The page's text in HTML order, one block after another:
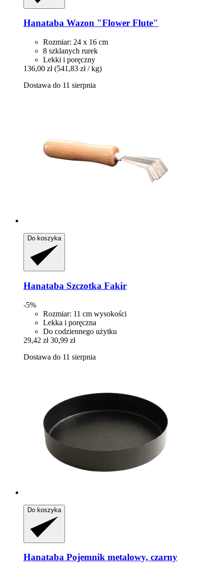
Hanataba Wazon "Flower Flute"
Rozmiar: 24 x 16 cm
8 szklanych rurek
Lekki i poręczny
136,00 zł (541,83 zł / kg)
Dostawa do 11 sierpnia
Do koszyka
Hanataba Szczotka Fakir
-5%
Rozmiar: 11 cm wysokości
Lekka i poręczna
Do codziennego użytku
29,42 zł 30,99 zł
Dostawa do 11 sierpnia
Do koszyka
Hanataba Pojemnik metalowy, czarny